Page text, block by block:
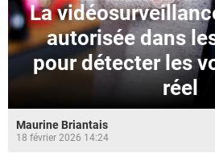
La
autorisée dans
pour détecter les
réel
Maurine Briantais
18 février 2026 14:24